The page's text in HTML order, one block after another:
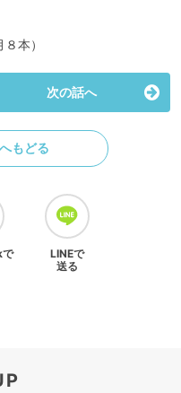
本）
次の話へ
もどる
LINEで
送る